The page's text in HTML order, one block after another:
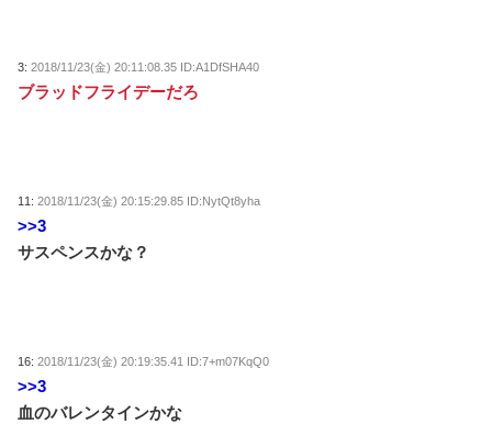
3:2018/11/23(金) 20:11:08.35 ID:A1DfSHA40
ブラッドフライデーだろ
11:2018/11/23(金) 20:15:29.85 ID:NytQt8yha
>>3
サスペンスかな？
16:2018/11/23(金) 20:19:35.41 ID:7+m07KqQ0
>>3
血のバレンタインかな